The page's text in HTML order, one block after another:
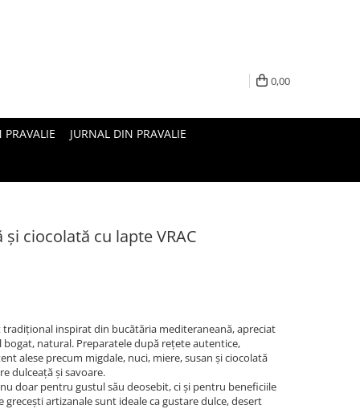
0,00
PRAVALIE JURNAL DIN PRAVALIE
ciocolată cu lapte VRAC
inspirat din bucătăria mediteraneană, apreciat
natural. Preparatele după rețete autentice,
alese precum migdale, nuci, miere, susan și ciocolată
dulceață și savoare.
doar pentru gustul său deosebit, ci și pentru beneficiile
artizanale sunt ideale ca gustare dulce, desert